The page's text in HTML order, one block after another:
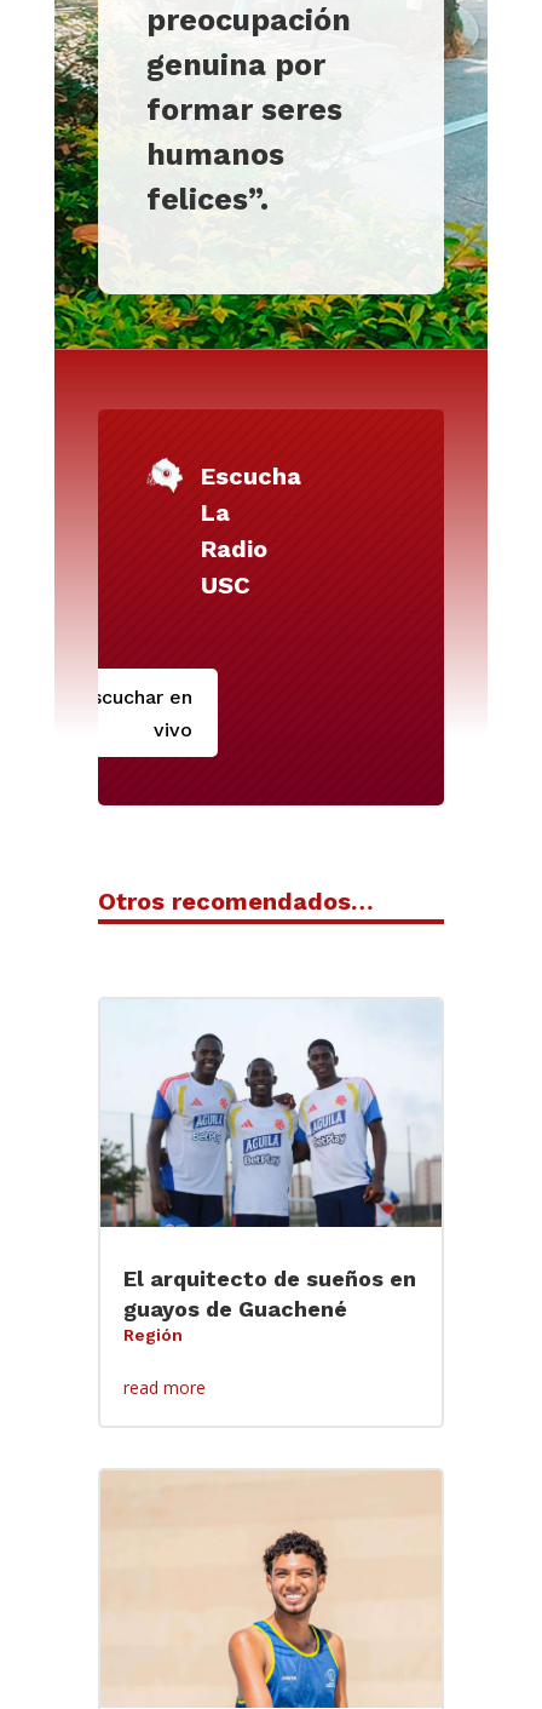
preocupación
genuina por
formar seres
humanos
felices”.
Escucha
La
Radio
USC
Escuchar en
vivo
Otros recomendados…
El arquitecto de sueños en
guayos de Guachené
Región
read more